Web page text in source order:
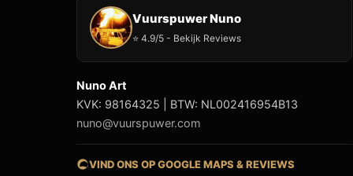
Vuurspuwer Nuno
⭐ 4.9/5 - Bekijk Reviews
Nuno Art
KVK: 98164325 | BTW: NL002416954B13
nuno@vuurspuwer.com
VIND ONS OP GOOGLE MAPS & REVIEWS